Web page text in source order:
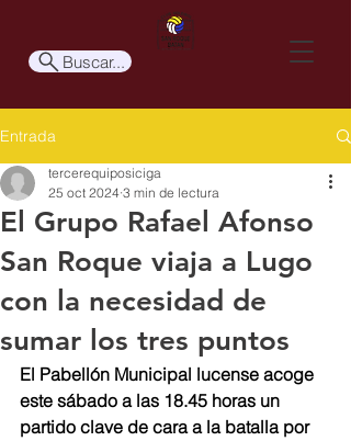
Buscar...
Entrada
El Grupo Rafael Afonso
San Roque viaja a Lugo
con la necesidad de
sumar los tres puntos
tercerequiposiciga
25 oct 2024 3 min de lectura
El Pabellón Municipal lucense acoge
este sábado a las 18.45 horas un
partido clave de cara a la batalla por